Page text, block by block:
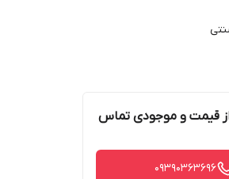
قیمت و موجودی تماس
09390363696